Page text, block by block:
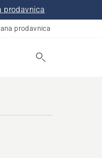
prodavnica
prodavnica